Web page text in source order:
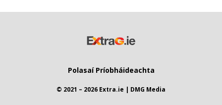
Polasaí Príobháideachta
© 2021 – 2026 Extra.ie | DMG Media